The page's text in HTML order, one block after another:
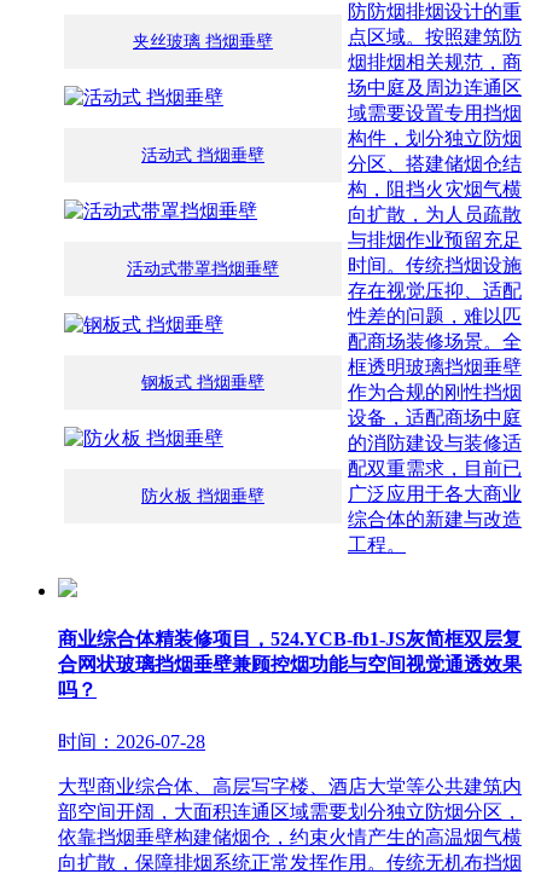
夹丝玻璃 挡烟垂壁
活动式 挡烟垂壁
活动式带罩挡烟垂壁
钢板式 挡烟垂壁
防火板 挡烟垂壁
防防烟排烟设计的重
点区域。按照建筑防
烟排烟相关规范，商
场中庭及周边连通区
域需要设置专用挡烟
构件，划分独立防烟
分区、搭建储烟仓结
构，阻挡火灾烟气横
向扩散，为人员疏散
与排烟作业预留充足
时间。传统挡烟设施
存在视觉压抑、适配
性差的问题，难以匹
配商场装修场景。全
框透明玻璃挡烟垂壁
作为合规的刚性挡烟
设备，适配商场中庭
的消防建设与装修适
配双重需求，目前已
广泛应用于各大商业
综合体的新建与改造
工程。
商业综合体精装修项目，524.YCB-fb1-JS灰简框双层复
合网状玻璃挡烟垂壁兼顾控烟功能与空间视觉通透效果
吗？
时间：2026-07-28
大型商业综合体、高层写字楼、酒店大堂等公共建筑内
部空间开阔，大面积连通区域需要划分独立防烟分区，
依靠挡烟垂壁构建储烟仓，约束火情产生的高温烟气横
向扩散，保障排烟系统正常发挥作用。传统无机布挡烟